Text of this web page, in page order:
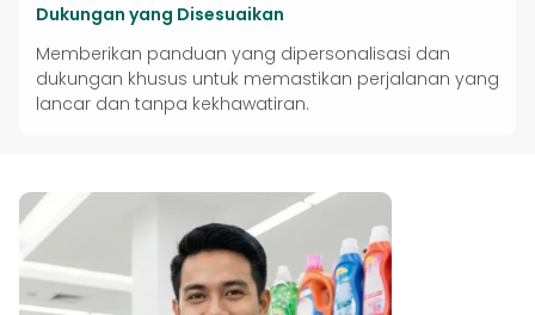
Dukungan yang Disesuaikan
Memberikan panduan yang dipersonalisasi dan
dukungan khusus untuk memastikan perjalanan yang
lancar dan tanpa kekhawatiran.